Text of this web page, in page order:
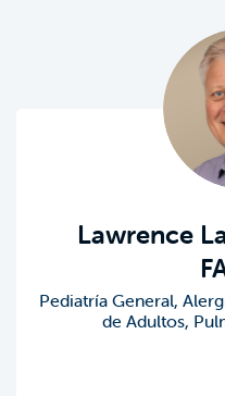
Lawrence
Pediatría General,
de Adultos,